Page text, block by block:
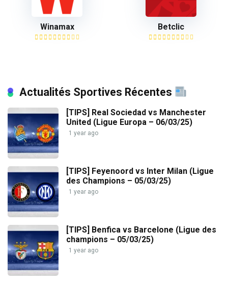
Winamax Betclic
Actualités Sportives Récentes
[TIPS] Real Sociedad vs Manchester
United (Ligue Europa – 06/03/25)
1 year ago
[TIPS] Feyenoord vs Inter Milan (Ligue
des Champions – 05/03/25)
1 year ago
[TIPS] Benfica vs Barcelone (Ligue des
champions – 05/03/25)
1 year ago